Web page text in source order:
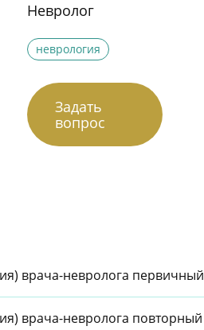
Невролог
неврология
Задать
вопрос
врача-невролога первичный
врача-невролога повторный